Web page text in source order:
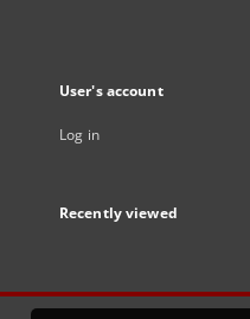
User's account
Log in
Recently viewed